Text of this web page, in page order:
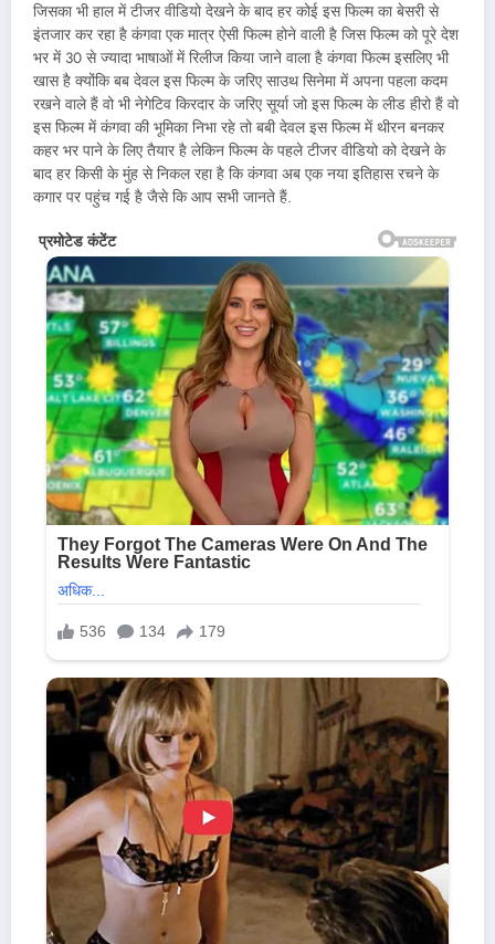
जिसका भी हाल में टीजर वीडियो देखने के बाद हर कोई इस फिल्म का बेसरी से
इंतजार कर रहा है कंगवा एक मात्र ऐसी फिल्म होने वाली है जिस फिल्म को पूरे देश
भर में 30 से ज्यादा भाषाओं में रिलीज किया जाने वाला है कंगवा फिल्म इसलिए भी
खास है क्योंकि बब देवल इस फिल्म के जरिए साउथ सिनेमा में अपना पहला कदम
रखने वाले हैं वो भी नेगेटिव किरदार के जरिए सूर्या जो इस फिल्म के लीड हीरो हैं वो
इस फिल्म में कंगवा की भूमिका निभा रहे तो बबी देवल इस फिल्म में थीरन बनकर
कहर भर पाने के लिए तैयार है लेकिन फिल्म के पहले टीजर वीडियो को देखने के
बाद हर किसी के मुंह से निकल रहा है कि कंगवा अब एक नया इतिहास रचने के
कगार पर पहुंच गई है जैसे कि आप सभी जानते हैं.